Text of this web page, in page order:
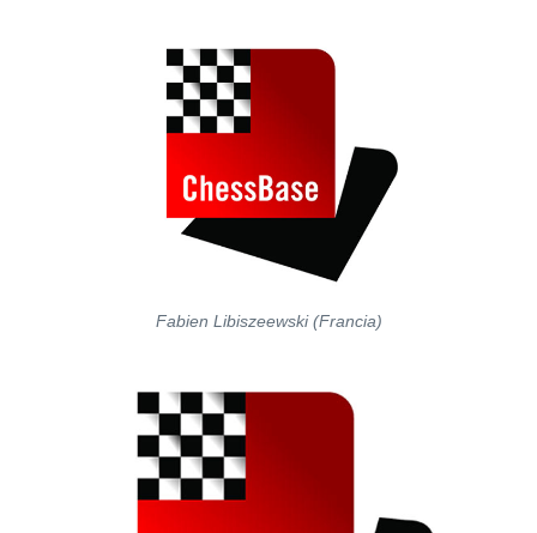
Fabien Libiszeewski (Francia)